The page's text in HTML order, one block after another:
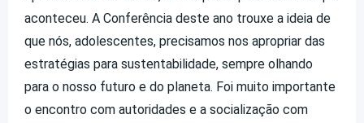
aconteceu. A Conferência deste ano trouxe a ideia de
que nós, adolescentes, precisamos nos apropriar das
estratégias para sustentabilidade, sempre olhando
para o nosso futuro e do planeta. Foi muito importante
o encontro com autoridades e a socialização com